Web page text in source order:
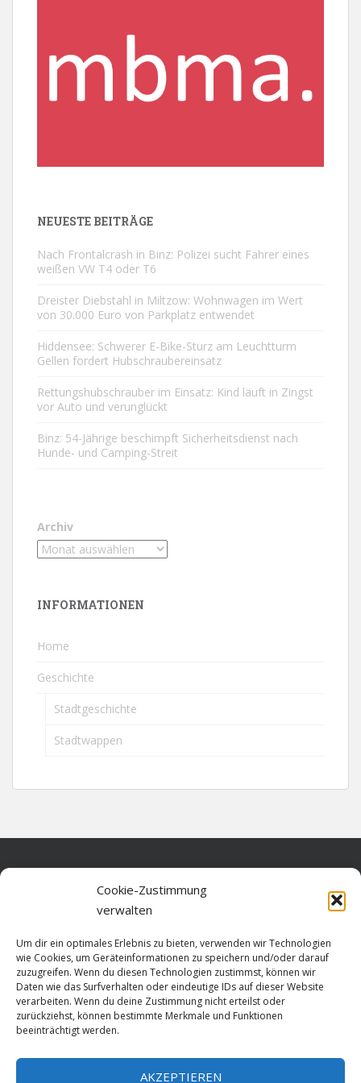
Cookie-Zustimmung
verwalten
Um dir ein optimales Erlebnis zu bieten, verwenden wir Technologien
wie Cookies, um Geräteinformationen zu speichern und/oder darauf
zuzugreifen. Wenn du diesen Technologien zustimmst, können wir
Daten wie das Surfverhalten oder eindeutige IDs auf dieser Website
verarbeiten. Wenn du deine Zustimmung nicht erteilst oder
zurückziehst, können bestimmte Merkmale und Funktionen
beeinträchtigt werden.
AKZEPTIEREN
NEUESTE BEITRÄGE
Nach Frontalcrash in Binz: Polizei sucht Fahrer eines
weißen VW T4 oder T6
Dreister Diebstahl in Miltzow: Wohnwagen im Wert
von 30.000 Euro von Parkplatz entwendet
Hiddensee: Schwerer E-Bike-Sturz am Leuchtturm
Gellen fordert Hubschraubereinsatz
Rettungshubschrauber im Einsatz: Kind läuft in Zingst
vor Auto und verunglückt
Binz: 54-Jährige beschimpft Sicherheitsdienst nach
Hunde- und Camping-Streit
Archiv
INFORMATIONEN
Home
Geschichte
Stadtgeschichte
Stadtwappen
Datenschutz
Cookie-Richtlinie (EU)
Impressum